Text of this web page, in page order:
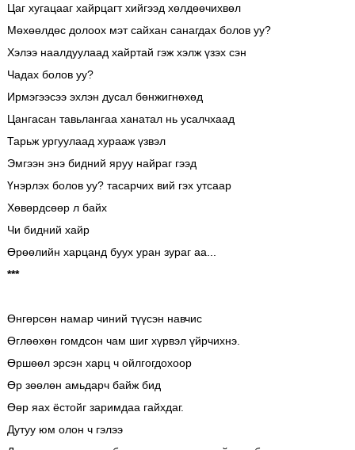
Цаг хугацааг хайрцагт хийгээд хөлдөөчихвөл
Мөхөөлдөс долоох мэт сайхан санагдах болов уу?
Хэлээ наалдуулаад хайртай гэж хэлж үзэх сэн
Чадах болов уу?
Ирмэгээсээ эхлэн дусал бөнжигнөхөд
Цангасан тавьлангаа ханатал нь усалчхаад
Тарьж ургуулаад хурааж үзвэл
Эмгээн энэ бидний яруу найраг гээд
Үнэрлэх болов уу? тасарчих вий гэх утсаар
Хөвөрдсөөр л байх
Чи бидний хайр
Өрөөлийн харцанд буух уран зураг аа...
***
Өнгөрсөн намар чиний түүсэн навчис
Өглөөхөн гомдсон чам шиг хүрвэл үйрчихнэ.
Өршөөл эрсэн харц ч ойлгогдохоор
Өр зөөлөн амьдарч байж бид
Өөр яах ёстойг заримдаа гайхдаг.
Дутуу юм олон ч гэлээ